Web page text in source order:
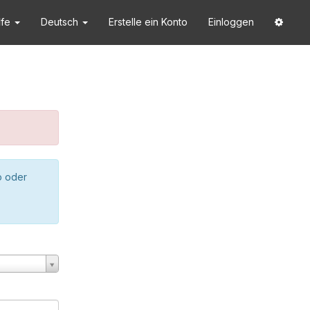
Deutsch Erstelle ein Konto Einloggen
oder